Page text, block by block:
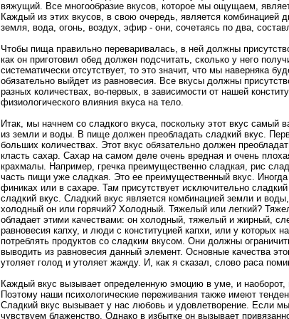
вяжущий. Все многообразие вкусов, которое мы ощущаем,
Каждый из этих вкусов, в свою очередь, является комбинацией
земля, вода, огонь, воздух, эфир - они, сочетаясь по два,
Чтобы пища правильно переваривалась, в ней должны
как он приготовил обед должен подсчитать, сколько у него
систематически отсутствует, то это значит, что мы наверняка
обязательно выйдет из равновесия. Все вкусы должны
разных количествах, во-первых, в зависимости от нашей
физиологического влияния вкуса на тело.
Итак, мы начнем со сладкого вкуса, поскольку этот вкус самый
из земли и воды. В пище должен преобладать сладкий вкус.
больших количествах. Этот вкус обязательно должен
класть сахар. Сахар на самом деле очень вредная и очень
крахмалы. Например, гречка преимущественно сладкая, рис
часть пищи уже сладкая. Это ее преимущественный вкус.
финиках или в сахаре. Там присутствует исключительно
сладкий вкус. Сладкий вкус является комбинацией земли и
холодный он или горячий? Холодный. Тяжелый или легкий?
обладает этими качествами: он холодный, тяжелый и жирный,
равновесия капху, и люди с конституцией капхи, или у которых
потреблять продуктов со сладким вкусом. Они должны
выводить из равновесия данный элемент. Основные качества
утоляет голод и утоляет жажду. И, как я сказал, слово раса
Каждый вкус вызывает определенную эмоцию в уме, и наоборот,
Поэтому наши психологические переживания также имеют
Сладкий вкус вызывает у нас любовь и удовлетворение. Если
чувствуем блаженство. Однако в избытке он вызывает